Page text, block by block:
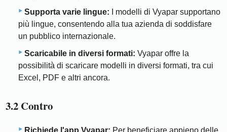
Supporta varie lingue: I modelli di Vyapar supportano
più lingue, consentendo alla tua azienda di soddisfare
un pubblico internazionale.
Scaricabile in diversi formati: Vyapar offre la
possibilità di scaricare modelli in diversi formati, tra cui
Excel, PDF e altri ancora.
3.2 Contro
Richiede l'app Vyapar: Per beneficiare appieno delle